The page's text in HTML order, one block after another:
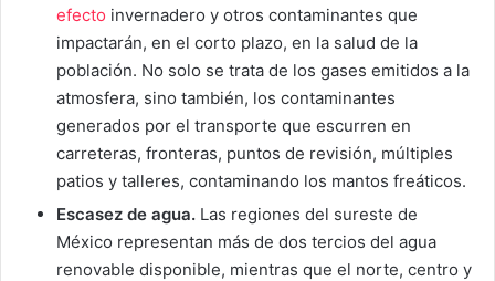
efecto invernadero y otros contaminantes que
impactarán, en el corto plazo, en la salud de la
población. No solo se trata de los gases emitidos a la
atmosfera, sino también, los contaminantes
generados por el transporte que escurren en
carreteras, fronteras, puntos de revisión, múltiples
patios y talleres, contaminando los mantos freáticos.
Escasez de agua. Las regiones del sureste de
México representan más de dos tercios del agua
renovable disponible, mientras que el norte, centro y